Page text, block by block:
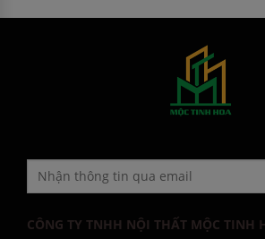
CÔNG TY TNHH NỘI THẤT MỘC TINH